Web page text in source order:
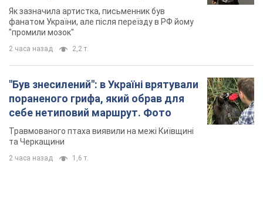
не знав, а тепер хоче геноциду
українців
Як зазначила артистка, письменник був
фанатом України, але після переїзду в РФ йому
"промили мозок"
2 часа назад 2,2 т.
"Був знесилений": в Україні врятували
пораненого грифа, який обрав для
себе нетиповий маршрут. Фото
Травмованого птаха виявили на межі Київщині
та Черкащини
2 часа назад 1,6 т.